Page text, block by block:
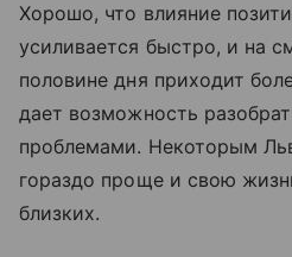
Хорошо, что влияние
усиливается быстро, и на
половине дня приходит
дает возможность
проблемами. Некоторым
гораздо проще и свою
близких.